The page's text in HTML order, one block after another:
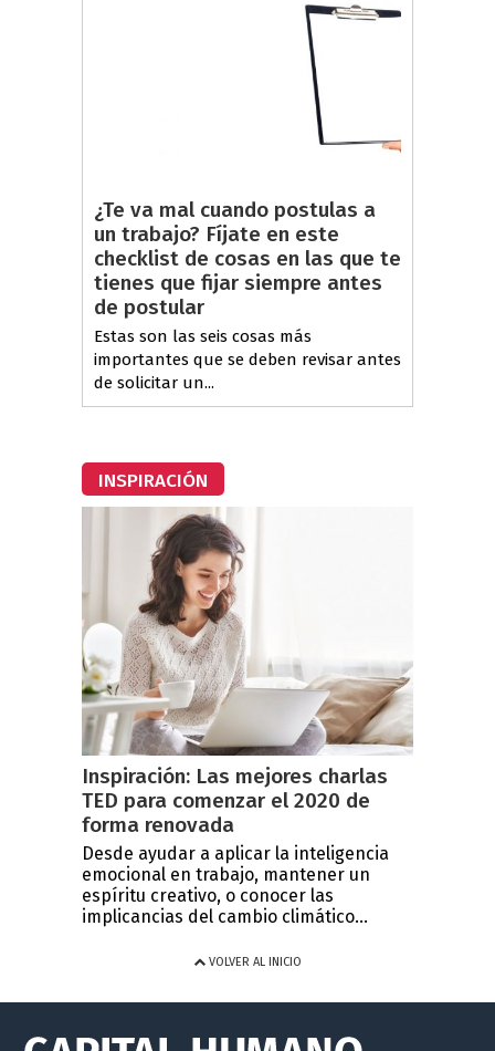
¿Te va mal cuando postulas a
un trabajo? Fíjate en este
checklist de cosas en las que te
tienes que fijar siempre antes
de postular
Estas son las seis cosas más
importantes que se deben revisar antes
de solicitar un...
INSPIRACIÓN
Inspiración: Las mejores charlas
TED para comenzar el 2020 de
forma renovada
Desde ayudar a aplicar la inteligencia
emocional en trabajo, mantener un
espíritu creativo, o conocer las
implicancias del cambio climático...
VOLVER AL INICIO